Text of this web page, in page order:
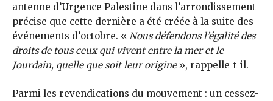
antenne d’Urgence Palestine dans l’arrondissement
précise que cette dernière a été créée à la suite des
événements d’octobre. « Nous défendons l’égalité des
droits de tous ceux qui vivent entre la mer et le
Jourdain, quelle que soit leur origine», rappelle-t-il.
Parmi les revendications du mouvement : un cessez-